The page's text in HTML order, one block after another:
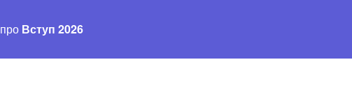
Вступ 2026